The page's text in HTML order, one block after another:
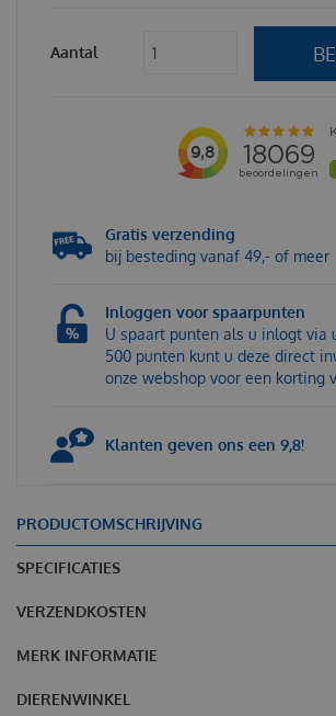
Aantal
Gratis verzending
bij besteding vanaf 49,- of meer
Inloggen voor spaarpunten
U spaart punten als u inlogt via
500 punten kunt u deze direct
onze webshop voor een korting
Klanten geven ons een 9,8!
PRODUCTOMSCHRIJVING
SPECIFICATIES
VERZENDKOSTEN
MERK INFORMATIE
DIERENWINKEL